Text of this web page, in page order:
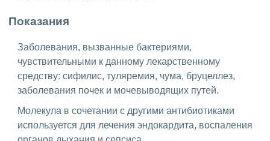
Показания
Заболевания, вызванные бактериями,
чувствительными к данному лекарственному
средству: сифилис, туляремия, чума, бруцеллез,
заболевания почек и мочевыводящих путей.
Молекула в сочетании с другими антибиотиками
используется для лечения эндокардита, воспаления